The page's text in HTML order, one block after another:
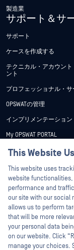
製造業
サポート＆サ
サポート
ケースを作成する
テクニカル・アカウント
ント
プロフェッショナル・サ
OPSWATの管理
インプリメンテーション
My OPSWAT PORTAL
技術文書
トレーニング
脆弱性対策プログラム
パートナー
認証
テクノロジー・パートナ
OPSWAT チャネル パー
This Website
This website uses
website functionalities,
performance and
our site with our social
allows us to perform
that will be more
your personal data
on our website. Click
manage your choices.